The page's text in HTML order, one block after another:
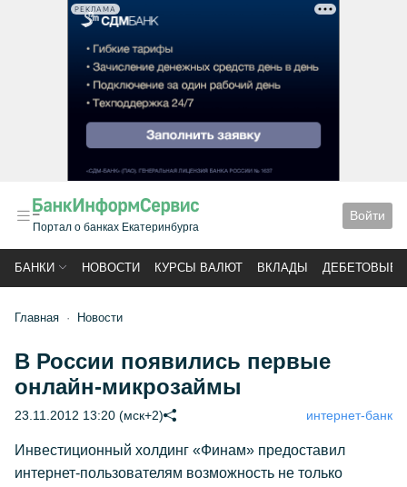
РЕКЛАМА
Портал о банках Екатеринбурга
Войти
БАНКИ НОВОСТИ КУРСЫ ВАЛЮТ ВКЛАДЫ ДЕБЕТОВЫЕ
Главная Новости
В России появились первые
онлайн-микрозаймы
23.11.2012 13:20 (мск+2) интернет-банк
Инвестиционный холдинг «Финам» предоставил
интернет-пользователям возможность не только